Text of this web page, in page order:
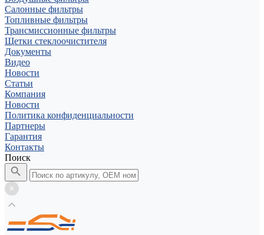
Салонные фильтры
Топливные фильтры
Трансмиссионные фильтры
Щетки стеклоочистителя
Документы
Видео
Новости
Статьи
Компания
Новости
Политика конфиденциальности
Партнеры
Гарантия
Контакты
Поиск